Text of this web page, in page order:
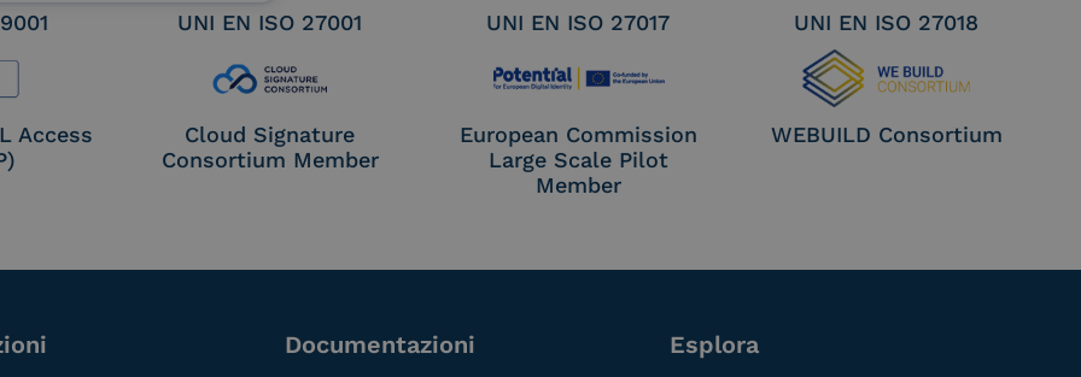
UNI EN ISO 27001 UNI EN ISO 27017 UNI EN ISO 27018
Access
Cloud Signature
Consortium Member
European Commission
Large Scale Pilot
Member
WEBUILD Consortium
Documentazioni Esplora